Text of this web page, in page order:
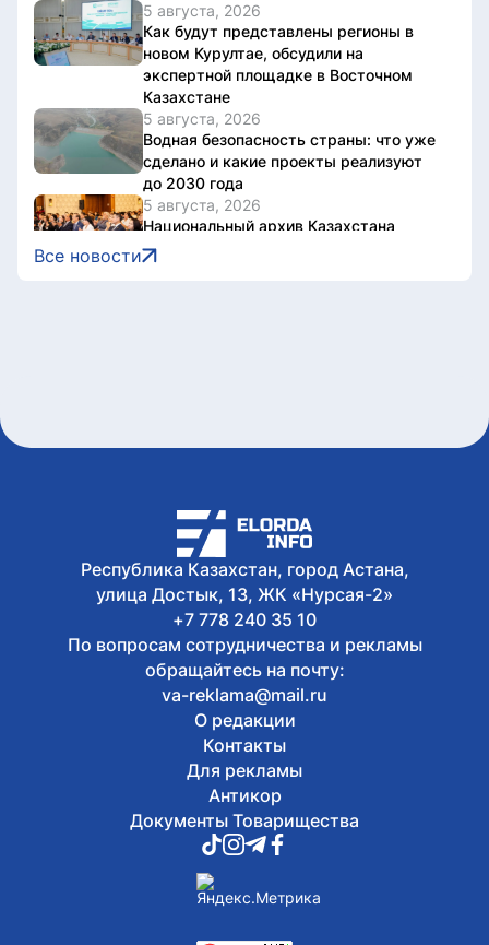
5 августа, 2026
Как будут представлены регионы в
новом Курултае, обсудили на
экспертной площадке в Восточном
Казахстане
5 августа, 2026
Водная безопасность страны: что уже
сделано и какие проекты реализуют
до 2030 года
5 августа, 2026
Национальный архив Казахстана
отметил 20-летие международной
конференцией
Рустама Карагойшина
5 августа, 2026
Международный тренировочный сбор
с участием звезд мирового дзюдо
проходит в Алматы
Все новости
Республика Казахстан, город Астана,
улица Достык, 13, ЖК «Нурсая-2»
+7 778 240 35 10
По вопросам сотрудничества и рекламы
обращайтесь на почту:
va-reklama@mail.ru
О редакции
Контакты
Для рекламы
Антикор
Документы Товарищества